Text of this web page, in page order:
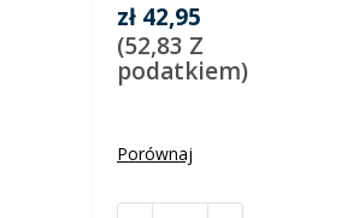
zł 42,95
(52,83 Z
podatkiem)
Porównaj